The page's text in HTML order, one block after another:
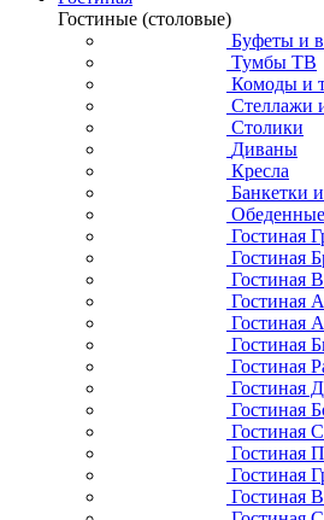
Гостиные (столовые)
Буфеты и
Тумбы ТВ
Комоды и
Стеллажи
Столики
Диваны
Кресла
Банкетки
Гостиная
Гостиная
Гостиная
Гостиная
Гостиная
Гостиная
Гостиная
Гостиная
Гостиная
Гостиная
Гостиная
Гостиная
Гостиная